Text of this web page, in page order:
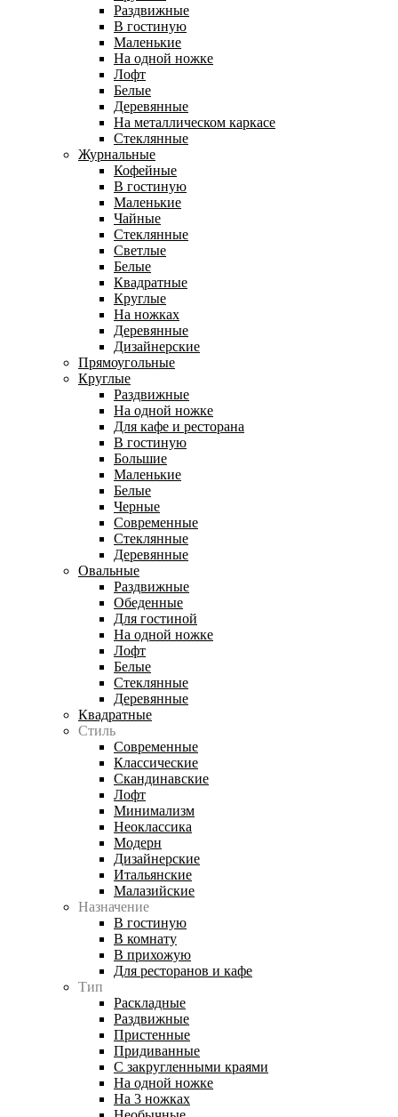
Раздвижные
В гостиную
Маленькие
На одной ножке
Лофт
Белые
Деревянные
На металлическом каркасе
Стеклянные
Журнальные
Кофейные
В гостиную
Маленькие
Чайные
Стеклянные
Светлые
Белые
Квадратные
Круглые
На ножках
Деревянные
Дизайнерские
Прямоугольные
Круглые
Раздвижные
На одной ножке
Для кафе и ресторана
В гостиную
Большие
Маленькие
Белые
Черные
Современные
Стеклянные
Деревянные
Овальные
Раздвижные
Обеденные
Для гостиной
На одной ножке
Лофт
Белые
Стеклянные
Деревянные
Квадратные
Стиль
Современные
Классические
Скандинавские
Лофт
Минимализм
Неоклассика
Модерн
Дизайнерские
Итальянские
Малазийские
Назначение
В гостиную
В комнату
В прихожую
Для ресторанов и кафе
Тип
Раскладные
Раздвижные
Пристенные
Придиванные
С закругленными краями
На одной ножке
На 3 ножках